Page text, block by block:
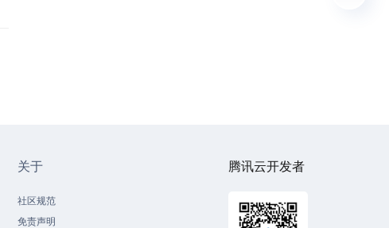
关于
社区规范
免责声明
腾讯云开发者